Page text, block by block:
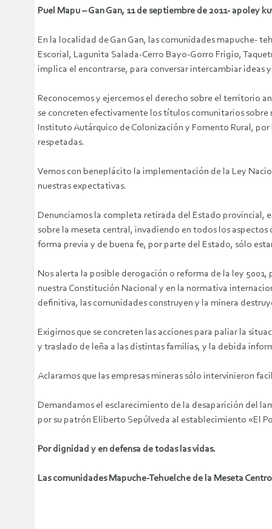
Puel Mapu – Gan Gan, 11 de septiembre de 2011- apoley
En la localidad de Gan Gan, las comunidades mapuche-
Escorial, Lagunita Salada-Cerro Bayo-Gorro Frigio,
implica el encontrarse, para conversar intercambiar ideas
Reconocemos y ejercemos el derecho sobre el territorio
se concreten efectivamente los títulos comunitarios sobre
Instituto Autárquico de Colonización y Fomento Rural,
respetadas.
Vemos con beneplácito la implementación de la Ley
nuestras expectativas.
Denunciamos la completa retirada del Estado provincial,
sobre la meseta central, invadiendo en todos los
forma previa y de buena fe, por parte del Estado, sólo
Nos alerta la posible derogación o reforma de la ley
nuestra Constitución Nacional y en la normativa
definitiva, las comunidades construyen y la minera
Exigimos que se concreten las acciones para paliar la
y traslado de leña a las distintas familias, y la debida
Aclaramos que las empresas mineras sólo intervinieron
Demandamos el esclarecimiento de la desaparición del
por su patrón Eliberto Sepúlveda al establecimiento «El
Por dignidad y en defensa de todas las vidas.
Las comunidades Mapuche-Tehuelche de la Meseta